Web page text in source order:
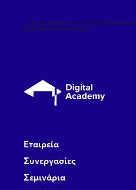
Πλοήγηση
άρθρων
← Σχεδιασμός και Υλοποίηση Mobile
Φιλοξενία Ιστοσελίδων →
Εταιρεία
Συνεργασίες
Σεμινάρια